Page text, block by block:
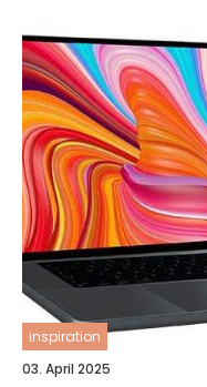
inspiration
03. April 2025